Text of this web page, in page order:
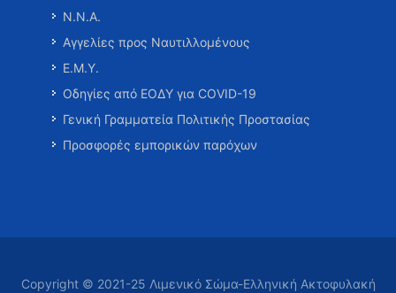
Ν.Ν.Α.
Αγγελίες προς Ναυτιλλομένους
Ε.Μ.Υ.
Οδηγίες από ΕΟΔΥ για COVID-19
Γενική Γραμματεία Πολιτικής Προστασίας
Προσφορές εμπορικών παρόχων
Copyright © 2021-25 Λιμενικό Σώμα-Ελληνική Ακτοφυλακή